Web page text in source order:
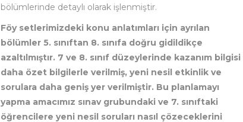
bölümlerinde detaylı olarak işlenmiştir.
Föy setlerimizdeki konu anlatımları için ayrılan
bölümler 5. sınıftan 8. sınıfa doğru gidildikçe
azaltılmıştır. 7 ve 8. sınıf düzeylerinde kazanım bilgisi
daha özet bilgilerle verilmiş, yeni nesil etkinlik ve
sorulara daha geniş yer verilmiştir. Bu planlamayı
yapma amacımız sınav grubundaki ve 7. sınıftaki
öğrencilere yeni nesil soruları nasıl çözeceklerini